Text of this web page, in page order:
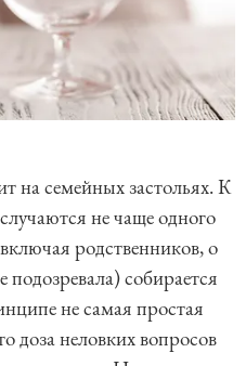
на семейных застольях. К
не чаще одного
родственников, о
собирается
не самая простая
доза неловких вопросов